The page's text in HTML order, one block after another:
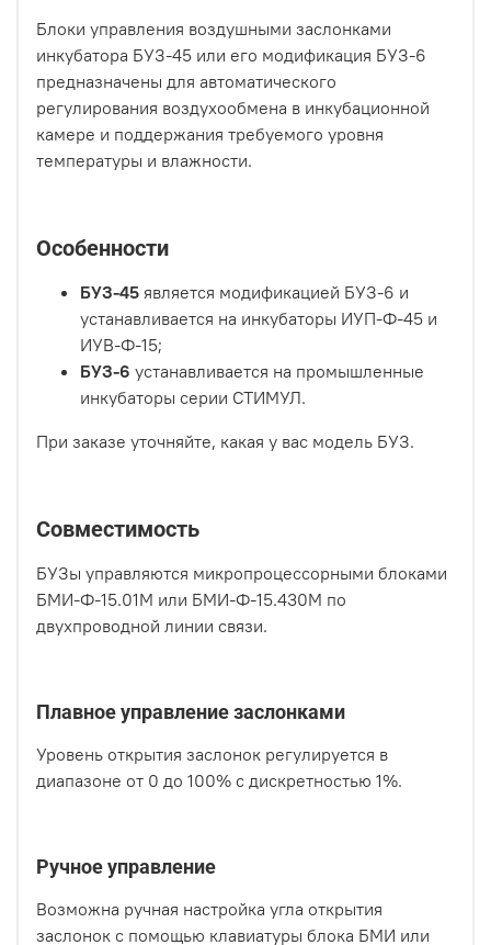
Блоки управления воздушными заслонками
инкубатора БУЗ-45 или его модификация БУЗ-6
предназначены для автоматического
регулирования воздухообмена в инкубационной
камере и поддержания требуемого уровня
температуры и влажности.
Особенности
БУЗ-45 является модификацией БУЗ-6 и
устанавливается на инкубаторы ИУП-Ф-45 и
ИУВ-Ф-15;
БУЗ-6 устанавливается на промышленные
инкубаторы серии СТИМУЛ.
При заказе уточняйте, какая у вас модель БУЗ.
Совместимость
БУЗы управляются микропроцессорными блоками
БМИ-Ф-15.01М или БМИ-Ф-15.430М по
двухпроводной линии связи.
Плавное управление заслонками
Уровень открытия заслонок регулируется в
диапазоне от 0 до 100% с дискретностью 1%.
Ручное управление
Возможна ручная настройка угла открытия
заслонок с помощью клавиатуры блока БМИ или